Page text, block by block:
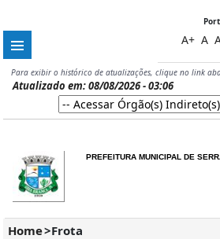
A+ A
Para exibir o histórico de atualizações, clique no link
Atualizado em: 08/08/2026 - 03:06
PREFEITURA MUNICIPAL DE
Home>Frota